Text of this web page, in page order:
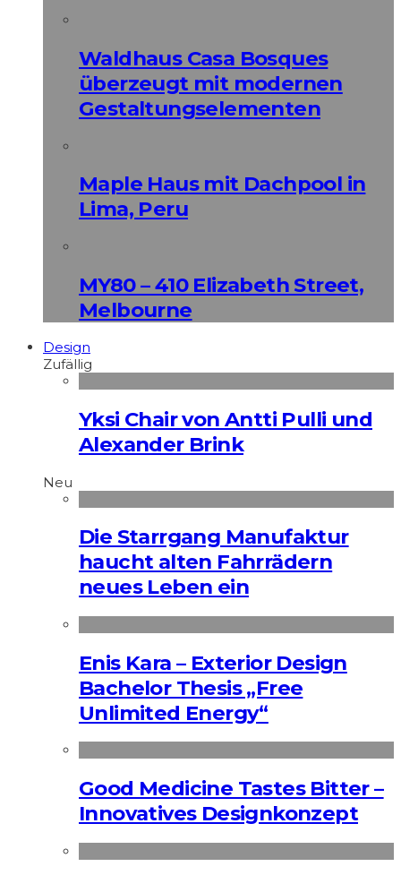
Waldhaus Casa Bosques
überzeugt mit modernen
Gestaltungselementen
Maple Haus mit Dachpool in
Lima, Peru
MY80 – 410 Elizabeth Street,
Melbourne
Design
Zufällig
Yksi Chair von Antti Pulli und
Alexander Brink
Neu
Die Starrgang Manufaktur
haucht alten Fahrrädern
neues Leben ein
Enis Kara – Exterior Design
Bachelor Thesis „Free
Unlimited Energy“
Good Medicine Tastes Bitter –
Innovatives Designkonzept